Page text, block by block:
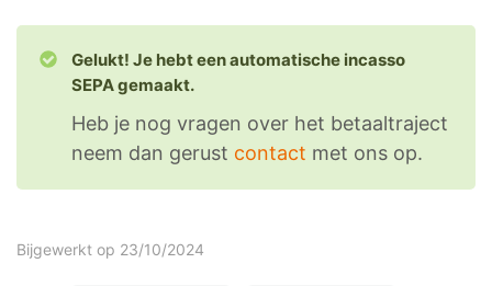
Gelukt! Je hebt een automatische incasso
SEPA gemaakt.
Heb je nog vragen over het betaaltraject
neem dan gerust contact met ons op.
Bijgewerkt op 23/10/2024